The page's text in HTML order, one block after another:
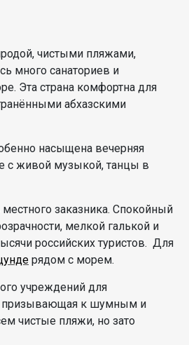
чистыми пляжами,
много санаториев и
Эта страна комфортна для
абхазскими
насыщена вечерняя
с живой музыкой, танцы в
заказника. Спокойный
мелкой галькой и
российских туристов. Для
рядом с морем.
учреждений для
призывающая к шумным и
чистые пляжи, но зато